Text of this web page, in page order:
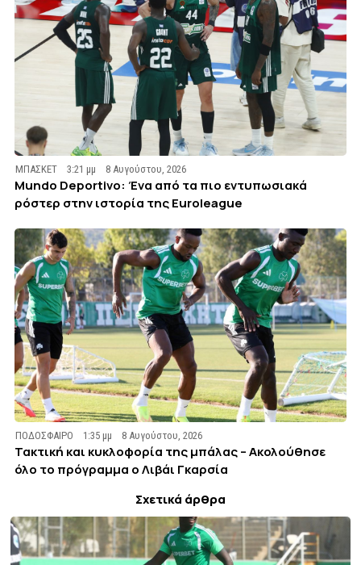
ΜΠΑΣΚΕΤ 3:21 μμ 8 Αυγούστου, 2026
Mundo Deportivo: Ένα από τα πιο εντυπωσιακά
ρόστερ στην ιστορία της Euroleague
ΠΟΔΟΣΦΑΙΡΟ 1:35 μμ 8 Αυγούστου, 2026
Τακτική και κυκλοφορία της μπάλας – Ακολούθησε
όλο το πρόγραμμα ο Λιβάι Γκαρσία
Σχετικά άρθρα